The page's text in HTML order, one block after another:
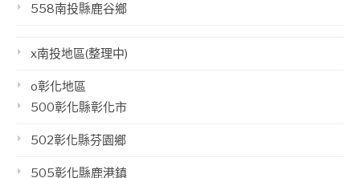
558南投縣鹿谷鄉
x南投地區(整理中)
o彰化地區
500彰化縣彰化市
502彰化縣芬園鄉
505彰化縣鹿港鎮